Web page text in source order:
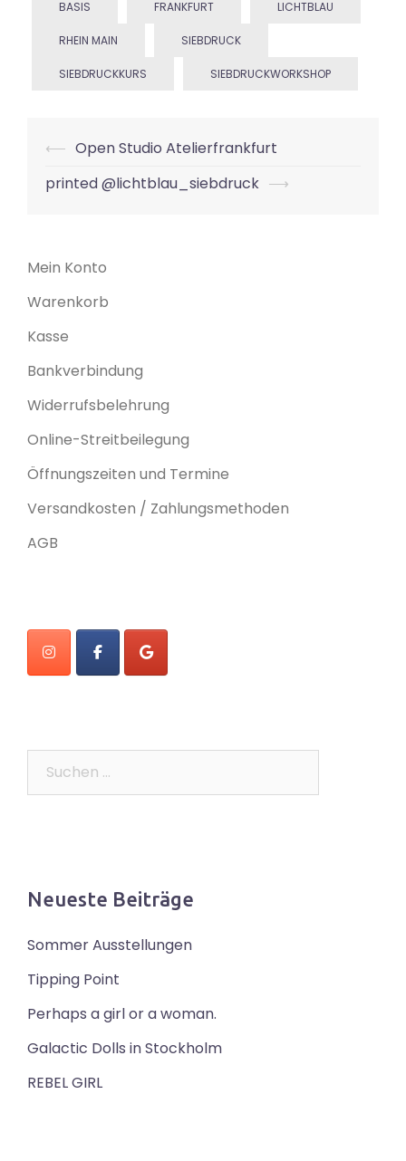
BASIS FRANKFURT LICHTBLAU
RHEIN MAIN SIEBDRUCK
SIEBDRUCKKURS SIEBDRUCKWORKSHOP
Beitrags-
⟵ Open Studio Atelierfrankfurt
printed @lichtblau_siebdruck ⟶
Mein Konto
Warenkorb
Kasse
Bankverbindung
Widerrufsbelehrung
Online-Streitbeilegung
Öffnungszeiten und Termine
Versandkosten / Zahlungsmethoden
AGB
Suchen
Neueste Beiträge
Sommer Ausstellungen
Tipping Point
Perhaps a girl or a woman.
Galactic Dolls in Stockholm
REBEL GIRL